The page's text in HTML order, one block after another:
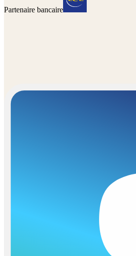
Partenaire bancaire